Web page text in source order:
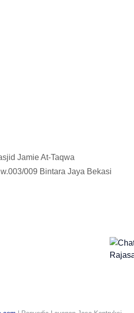
Jamie At-Taqwa
009 Bintara Jaya Bekasi